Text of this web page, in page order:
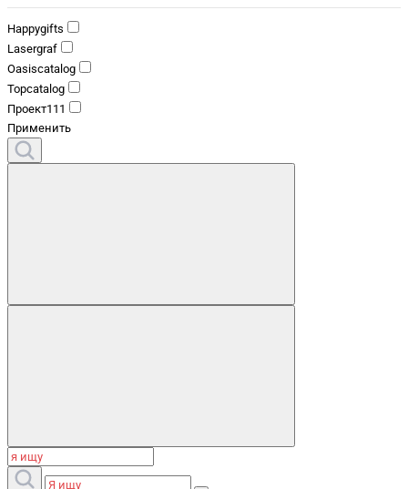
Happygifts
Lasergraf
Oasiscatalog
Topcatalog
Проект111
Применить